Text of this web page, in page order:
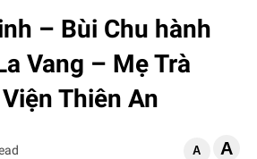
– Bùi Chu hành
Vang – Mẹ Trà
Thiên An
A A